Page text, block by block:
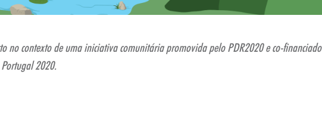
no contexto de uma iniciativa comunitária promovida pelo PDR2020 e co-financiado
2020.